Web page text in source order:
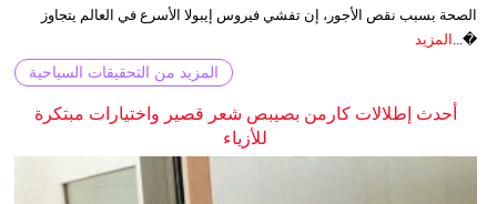
الصحة بسبب نقص الأجور، إن تفشي فيروس إيبولا الأسرع في العالم يتجاوز
�... المزيد
المزيد من التحقيقات السياحية
أحدث إطلالات كارمن بصيبص شعر قصير واختيارات مبتكرة
للأزياء